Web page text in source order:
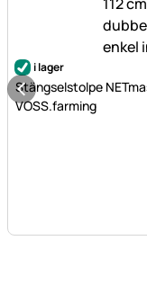
i lager
Stängselstolpe
VOSS.farming